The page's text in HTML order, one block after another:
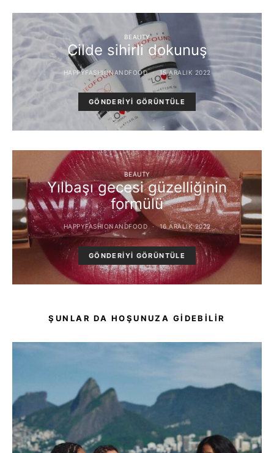
BEAUTY
Cilde sihirli dokunuş
HAPPYFASHIONANDFOOD 15 ARALIK 2022
GÖNDERIYI GÖRÜNTÜLE
BEAUTY
Yılbaşı gecesi güzelliğinin
formülü
HAPPYFASHIONANDFOOD 16 ARALIK 2022
GÖNDERIYI GÖRÜNTÜLE
ŞUNLAR DA HOŞUNUZA GIDEBILIR